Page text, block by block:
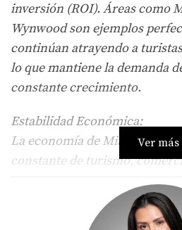
inversión (ROI). Áreas como
Wynwood son ejemplos
continúan atrayendo a
lo que mantiene la demanda
constante crecimiento.
Estabilidad Económica:
La economía de Miami se
constante de turismo,
desarrollo tecnológico. Esta
entorno seguro para las
lo que hace que la compra de
Ver más